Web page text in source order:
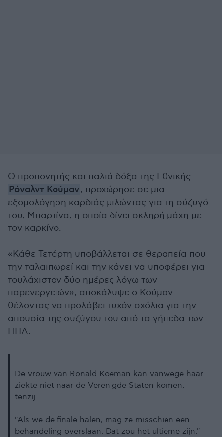
Ο προπονητής και παλιά δόξα της Εθνικής
Ρόναλντ Κούμαν, προχώρησε σε μια
εξομολόγηση καρδιάς μιλώντας για τη σύζυγό
του, Μπαρτίνα, η οποία δίνει σκληρή μάχη με
τον καρκίνο.
«Κάθε Τετάρτη υποβάλλεται σε θεραπεία που
την ταλαιπωρεί και την κάνει να υποφέρει για
τουλάχιστον δύο ημέρες λόγω των
παρενεργειών», αποκάλυψε ο Κούμαν
θέλοντας να προλάβει τυχόν σχόλια για την
απουσία της συζύγου του από τα γήπεδα των
ΗΠΑ.
De vrouw van Ronald Koeman kan vanwege haar
ziekte niet naar de Verenigde Staten komen,
tenzij...
"Als we de finale halen, mag ze misschien een
behandeling overslaan. Dat zou het ultieme zijn."